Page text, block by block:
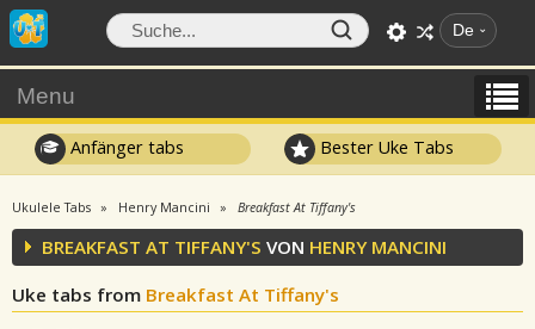
De
Menu
Anfänger tabs Bester Uke Tabs
Ukulele Tabs Henry Mancini Breakfast At Tiffany's
BREAKFAST AT TIFFANY'S VON HENRY MANCINI
Uke tabs from Breakfast At Tiffany's